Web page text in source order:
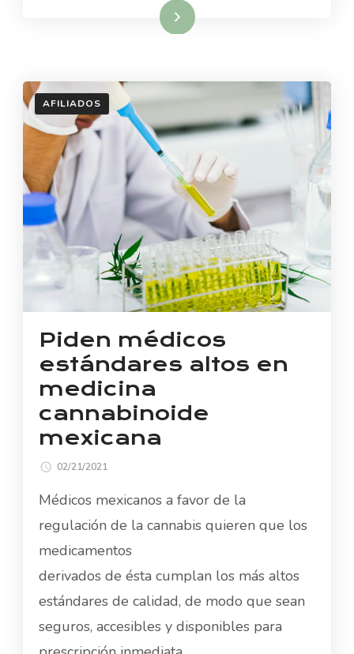
Read More
AFILIADOS
Piden médicos
estándares altos en
medicina
cannabinoide
mexicana
02/21/2021
Médicos mexicanos a favor de la
regulación de la cannabis quieren que los
medicamentos
derivados de ésta cumplan los más altos
estándares de calidad, de modo que sean
seguros, accesibles y disponibles para